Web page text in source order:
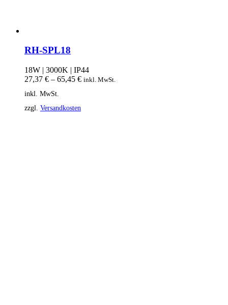
RH-SPL18
18W | 3000K | IP44
27,37 € – 65,45 € inkl. MwSt.
inkl. MwSt.
zzgl. Versandkosten